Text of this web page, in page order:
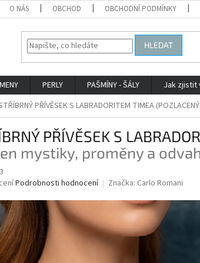
O NÁS OBCHOD OBCHODNÍ PODMÍNKY
HLEDAT
PERLY PAŠMÍNY - ŠÁLY Jak zjistit
PŘÍVĚSEK S LABRADORITEM TIMEA
PŘÍVĚSEK S
mystiky, proměny a
Podrobnosti hodnocení Značka: Carlo Romani